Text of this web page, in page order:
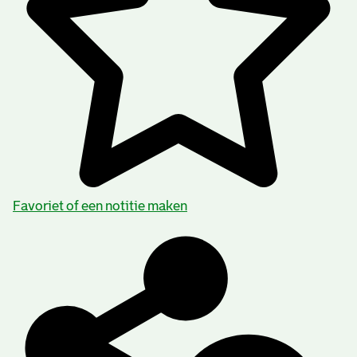
Favoriet of een notitie maken